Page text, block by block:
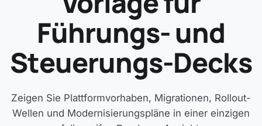
Führungs- und
Steuerungs-Decks
Zeigen Sie Plattformvorhaben, Migrationen, Rollout-
Wellen und Modernisierungspläne in einer einzigen